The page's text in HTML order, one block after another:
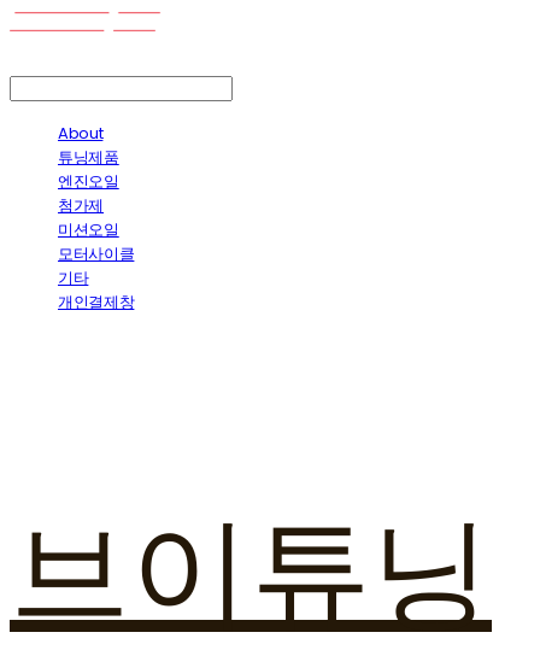
About
튜닝제품
엔진오일
첨가제
미션오일
모터사이클
기타
개인결제창
브이튜닝